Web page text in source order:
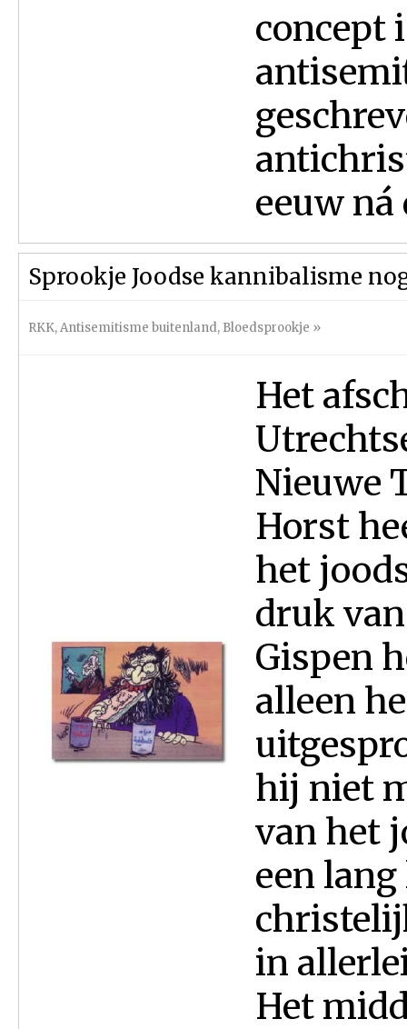
concept
eeuw ná
Sprookje Joodse kannibalisme
RKK,Antisemitisme buitenland, Bloedsprookje »
Het
Nieuwe
Horst
het
druk
Gispen
alleen
hij niet
van het
een
in
Het